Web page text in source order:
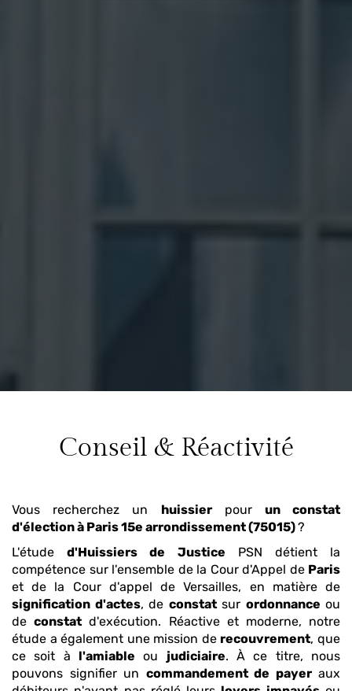
Conseil & Réactivité
Vous recherchez un huissierpour un constat
d'électionà Paris 15e arrondissement (75015)?
L'étuded'Huissiers de Justice PSN détient la
compétence sur l'ensemble de la Cour d'Appel de Paris
et de la Cour d'appel de Versailles, en matière de
signification d'actes, de constatsur ordonnance ou
deconstat d'exécution. Réactive et moderne, notre
étude a également une mission de recouvrement, que
ce soit à l'amiable ou judiciaire. À ce titre, nous
pouvons signifier un commandement de payeraux